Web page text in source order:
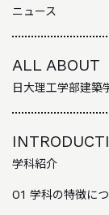
ニュース
ALL ABOUT
日大理工学部建築
学科紹介
01 学科の特徴に